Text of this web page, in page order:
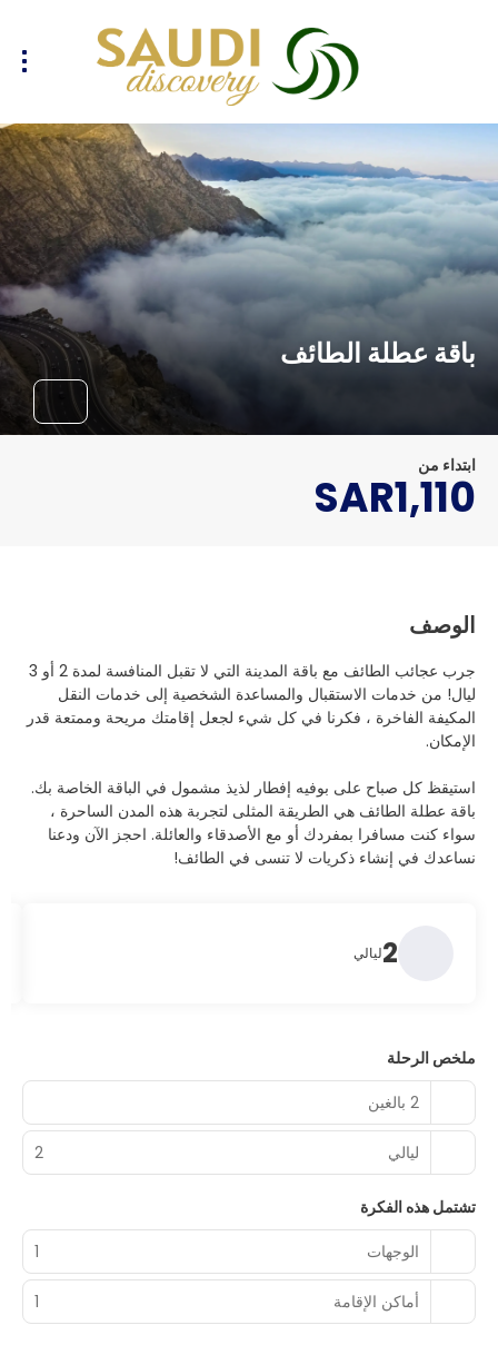
باقة عطلة الطائف
ابتداء من
SAR1,110
الوصف
جرب عجائب الطائف مع باقة المدينة التي لا تقبل المنافسة لمدة 2 أو 3
ليال! من خدمات الاستقبال والمساعدة الشخصية إلى خدمات النقل
المكيفة الفاخرة ، فكرنا في كل شيء لجعل إقامتك مريحة وممتعة قدر
الإمكان.
استيقظ كل صباح على بوفيه إفطار لذيذ مشمول في الباقة الخاصة بك.
باقة عطلة الطائف هي الطريقة المثلى لتجربة هذه المدن الساحرة ،
سواء كنت مسافرا بمفردك أو مع الأصدقاء والعائلة. احجز الآن ودعنا
نساعدك في إنشاء ذكريات لا تنسى في الطائف!
2ليالي
ملخص الرحلة
2 بالغين
ليالي 2
تشتمل هذه الفكرة
الوجهات
1
أماكن الإقامة 1